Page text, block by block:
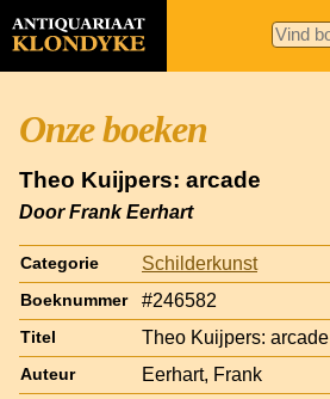
Onze boeken
Theo Kuijpers: arcade
Door Frank Eerhart
Categorie Schilderkunst
Boeknummer #246582
Titel Theo Kuijpers: arcade
Auteur Eerhart, Frank